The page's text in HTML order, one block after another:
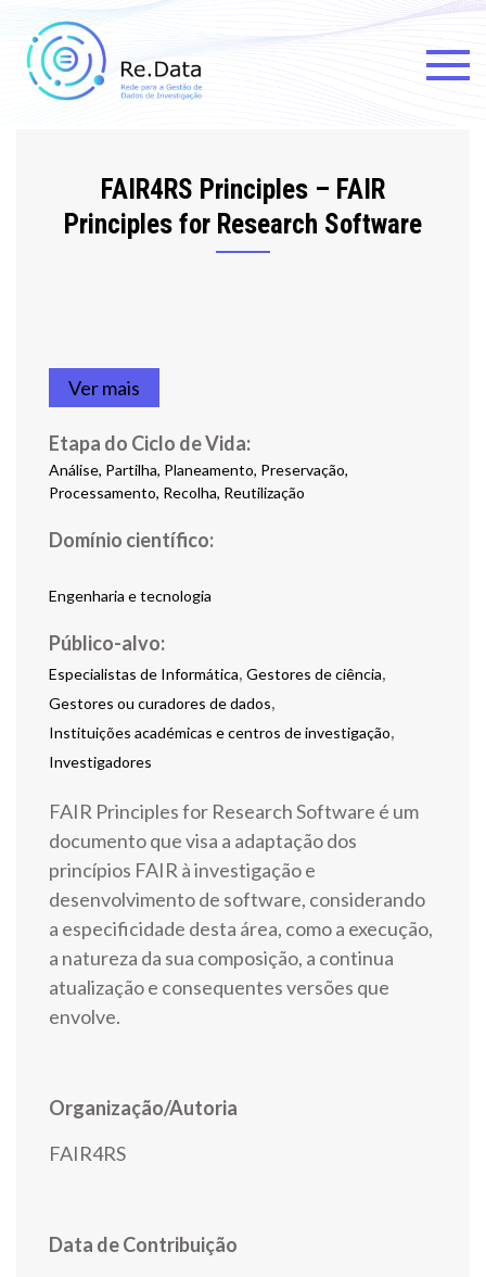
Rede para a Gestão de Dados
FAIR4RS Principles – FAIR
Principles for Research Software
FAIR Principles for Research Software é um
documento que visa a adaptação dos
princípios FAIR à investigação e
desenvolvimento de software, considerando
a especificidade desta área, como a execução,
a natureza da sua composição, a continua
atualização e consequentes versões que
envolve.
Organização/Autoria
FAIR4RS
Data de Contribuição
Ver mais
Etapa do Ciclo de Vida:
Análise, Partilha, Planeamento, Preservação,
Processamento, Recolha, Reutilização
Engenharia e tecnologia
Público-alvo:
Especialistas de Informática, Gestores de ciência,
Gestores ou curadores de dados,
Instituições académicas e centros de investigação,
Investigadores